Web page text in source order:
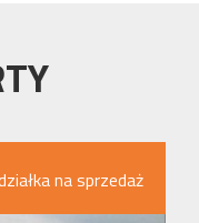
na sprzedaż